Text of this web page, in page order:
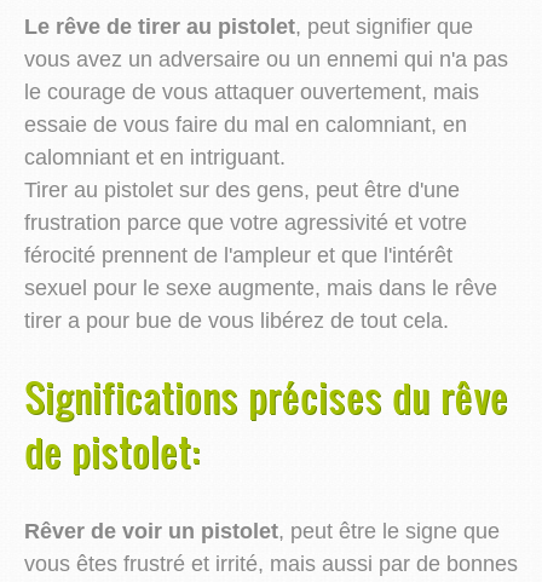
Le rêve de tirer au pistolet, peut signifier que
vous avez un adversaire ou un ennemi qui n'a pas
le courage de vous attaquer ouvertement, mais
essaie de vous faire du mal en calomniant, en
calomniant et en intriguant.
Tirer au pistolet sur des gens, peut être d'une
frustration parce que votre agressivité et votre
férocité prennent de l'ampleur et que l'intérêt
sexuel pour le sexe augmente, mais dans le rêve
tirer a pour bue de vous libérez de tout cela.
Significations précises du rêve
de pistolet:
Rêver de voir un pistolet, peut être le signe que
vous êtes frustré et irrité, mais aussi par de bonnes